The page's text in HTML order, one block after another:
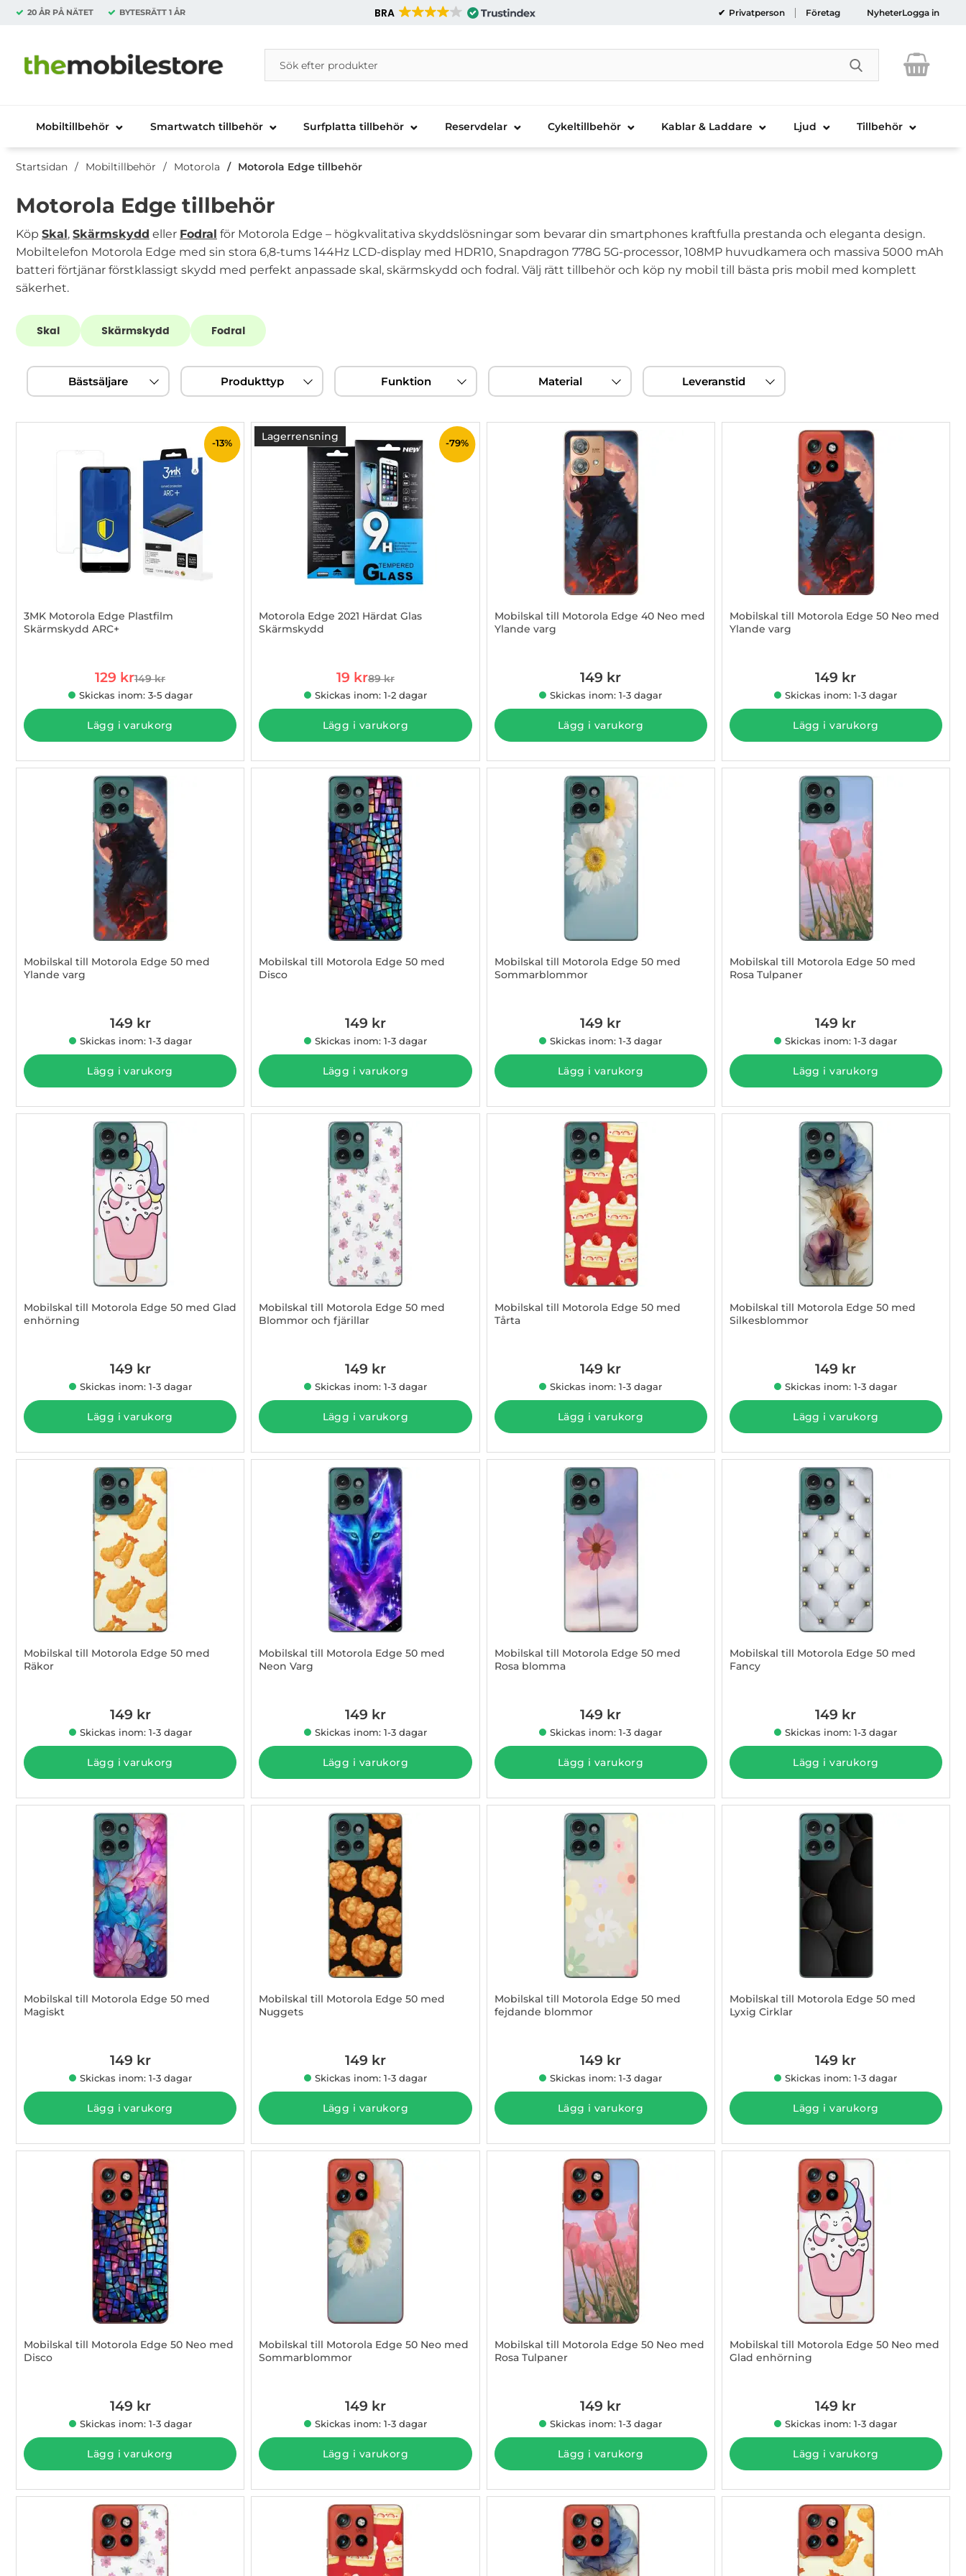
20 ÅR PÅ NÄTET BYTESRÄTT 1 ÅR BRA Privatperson Företag NyheterLogga in
Startsidan för Danira Telecom AB
Sök
Sök på Danira Telecom AB
Genomför
Mobiltillbehör Smartwatch tillbehör Surfplatta tillbehör Reservdelar Cykeltillbehör Kablar & Laddare Ljud Tillbehör
Startsidan Mobiltillbehör Motorola Motorola Edge tillbehör
Motorola Edge tillbehör
Köp Skal, Skärmskydd eller Fodral för Motorola Edge – högkvalitativa skyddslösningar som bevarar din smartphones kraftfulla prestanda och eleganta design.
Mobiltelefon Motorola Edge med sin stora 6,8-tums 144Hz LCD-display med HDR10, Snapdragon 778G 5G-processor, 108MP huvudkamera och massiva 5000 mAh
batteri förtjänar förstklassigt skydd med perfekt anpassade skal, skärmskydd och fodral. Välj rätt tillbehör och köp ny mobil till bästa pris mobil med komplett
säkerhet.
Underkategorier
Skal Skärmskydd Fodral
över
filtersektionen
Filtrera & sortera
Bästsäljare Produkttyp Funktion Material Leveranstid
-13%
3MK Motorola Edge Plastfilm
Skärmskydd ARC+
rea pris
129 krtidigare pris
149 kr
Skickas inom: 3-5 dagar
Lägg i varukorg
Lagerrensning
-79%
Motorola Edge 2021 Härdat Glas
Skärmskydd
rea pris
19 krtidigare pris
89 kr
Skickas inom: 1-2 dagar
Lägg i varukorg
Mobilskal till Motorola Edge 40 Neo med
Ylande varg
149 kr
Skickas inom: 1-3 dagar
Lägg i varukorg
Mobilskal till Motorola Edge 50 Neo med
Ylande varg
149 kr
Skickas inom: 1-3 dagar
Lägg i varukorg
Mobilskal till Motorola Edge 50 med
Ylande varg
149 kr
Skickas inom: 1-3 dagar
Lägg i varukorg
Mobilskal till Motorola Edge 50 med
Disco
149 kr
Skickas inom: 1-3 dagar
Lägg i varukorg
Mobilskal till Motorola Edge 50 med
Sommarblommor
149 kr
Skickas inom: 1-3 dagar
Lägg i varukorg
Mobilskal till Motorola Edge 50 med
Rosa Tulpaner
149 kr
Skickas inom: 1-3 dagar
Lägg i varukorg
Mobilskal till Motorola Edge 50 med Glad
enhörning
149 kr
Skickas inom: 1-3 dagar
Lägg i varukorg
Mobilskal till Motorola Edge 50 med
Blommor och fjärillar
149 kr
Skickas inom: 1-3 dagar
Lägg i varukorg
Mobilskal till Motorola Edge 50 med
Tårta
149 kr
Skickas inom: 1-3 dagar
Lägg i varukorg
Mobilskal till Motorola Edge 50 med
Silkesblommor
149 kr
Skickas inom: 1-3 dagar
Lägg i varukorg
Mobilskal till Motorola Edge 50 med
Räkor
149 kr
Skickas inom: 1-3 dagar
Lägg i varukorg
Mobilskal till Motorola Edge 50 med
Neon Varg
149 kr
Skickas inom: 1-3 dagar
Lägg i varukorg
Mobilskal till Motorola Edge 50 med
Rosa blomma
149 kr
Skickas inom: 1-3 dagar
Lägg i varukorg
Mobilskal till Motorola Edge 50 med
Fancy
149 kr
Skickas inom: 1-3 dagar
Lägg i varukorg
Mobilskal till Motorola Edge 50 med
Magiskt
149 kr
Skickas inom: 1-3 dagar
Lägg i varukorg
Mobilskal till Motorola Edge 50 med
Nuggets
149 kr
Skickas inom: 1-3 dagar
Lägg i varukorg
Mobilskal till Motorola Edge 50 med
fejdande blommor
149 kr
Skickas inom: 1-3 dagar
Lägg i varukorg
Mobilskal till Motorola Edge 50 med
Lyxig Cirklar
149 kr
Skickas inom: 1-3 dagar
Lägg i varukorg
Mobilskal till Motorola Edge 50 Neo med
Disco
149 kr
Skickas inom: 1-3 dagar
Lägg i varukorg
Mobilskal till Motorola Edge 50 Neo med
Sommarblommor
149 kr
Skickas inom: 1-3 dagar
Lägg i varukorg
Mobilskal till Motorola Edge 50 Neo med
Rosa Tulpaner
149 kr
Skickas inom: 1-3 dagar
Lägg i varukorg
Mobilskal till Motorola Edge 50 Neo med
Glad enhörning
149 kr
Skickas inom: 1-3 dagar
Lägg i varukorg